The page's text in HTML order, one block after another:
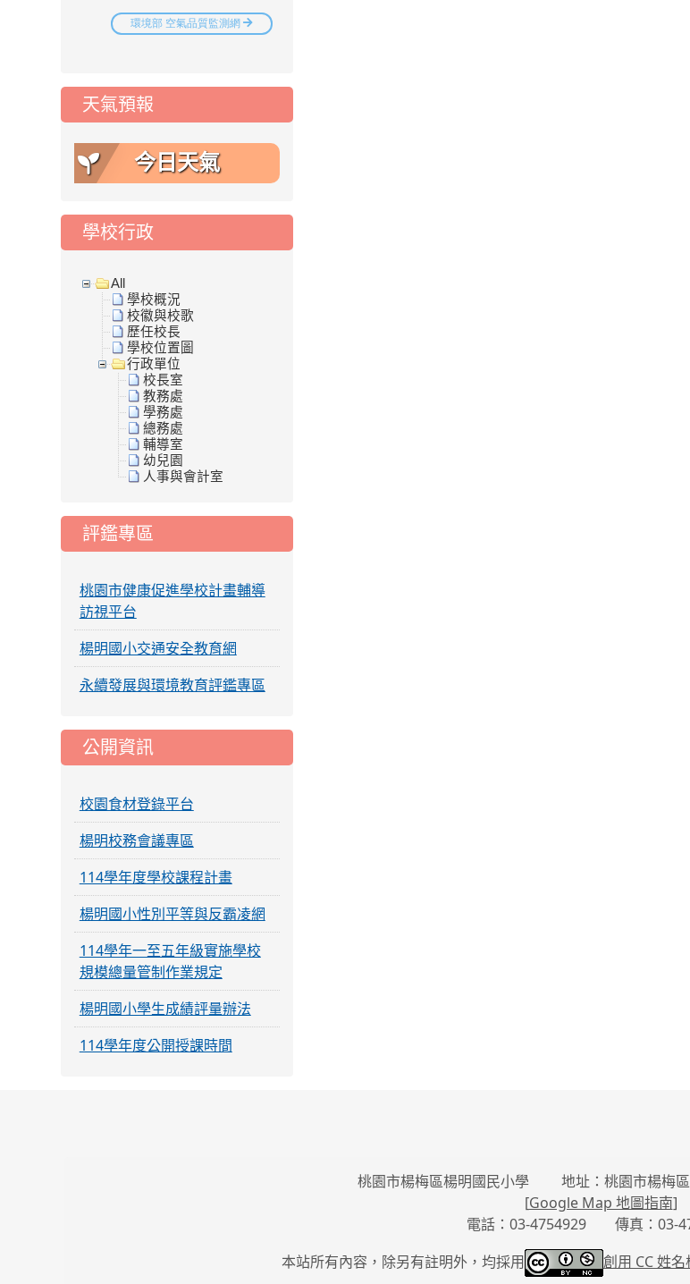
天氣預報
今日天氣
學校行政
All
學校概況
校徽與校歌
歷任校長
學校位置圖
行政單位
校長室
教務處
學務處
總務處
輔導室
幼兒園
人事與會計室
評鑑專區
桃園市健康促進學校計畫輔導
訪視平台
楊明國小交通安全教育網
永續發展與環境教育評鑑專區
公開資訊
校園食材登錄平台
楊明校務會議專區
114學年度學校課程計畫
楊明國小性別平等與反霸凌網
114學年一至五年級實施學校
規模總量管制作業規定
楊明國小學生成績評量辦法
114學年度公開授課時間
桃園市楊梅區楊明國民小學 地址：桃園市楊梅區
[Google Map 地圖指南]
電話：03-4754929 傳真：03-
本站所有內容，除另有註明外，均採用
創用 CC 姓名